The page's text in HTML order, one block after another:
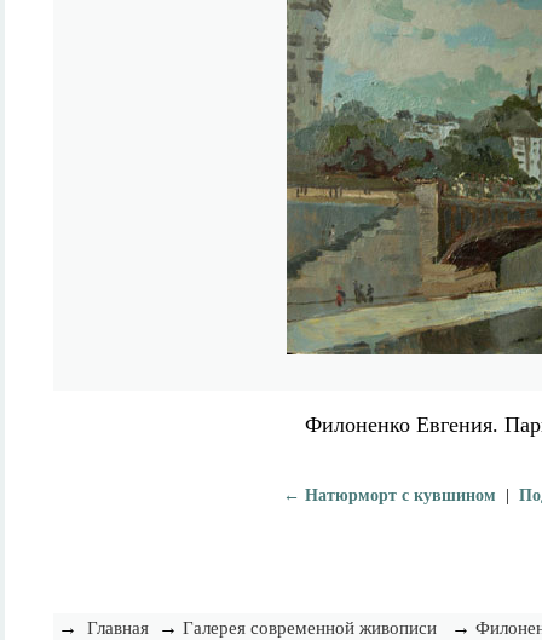
Филоненко Евгения.
← Натюрморт с кувшином
→ Главная → Галерея современной живописи →